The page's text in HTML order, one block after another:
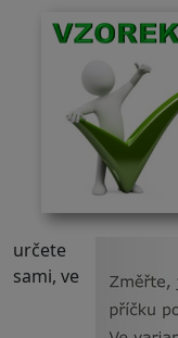
určete
sami, ve